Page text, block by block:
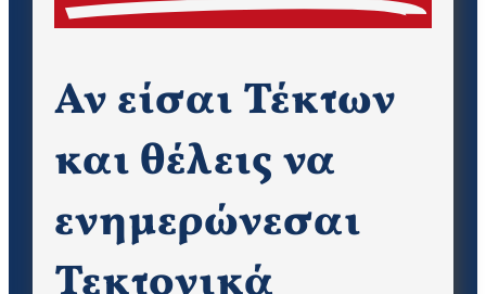
Αν είσαι Τέκτων
και θέλεις να
ενημερώνεσαι